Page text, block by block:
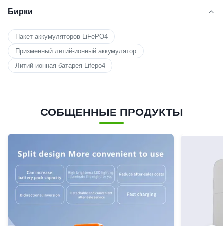
Бирки
Пакет аккумуляторов LiFePO4
Призменный литий-ионный аккумулятор
Литий-ионная батарея Lifepo4
СОБЩЕННЫЕ ПРОДУКТЫ